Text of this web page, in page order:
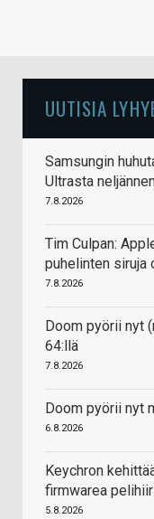
UUTISIA
Samsungin
Ultrasta
7.8.2026
Tim Culpan:
puhelinten siruja
7.8.2026
Doom pyörii nyt
64:llä
7.8.2026
Doom pyörii nyt
6.8.2026
Keychron
firmwarea
5.8.2026